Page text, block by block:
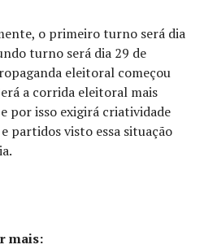
o primeiro turno será dia
turno será dia 29 de
eleitoral começou
a corrida eleitoral mais
por isso exigirá criatividade
partidos visto essa situação
mais: